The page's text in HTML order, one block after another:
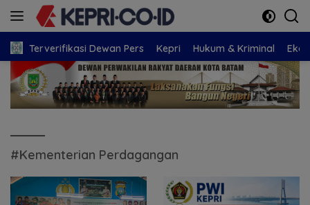
Langsung
Terverifikasi Dewan Pers Kepri Hukum & Kriminal
#Kementerian Perdagangan